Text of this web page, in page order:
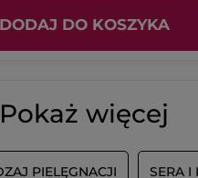
DODAJ DO KOSZYKA
Pokaż więcej
PIELĘGNACJI SERA I